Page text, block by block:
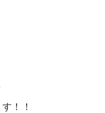
！！